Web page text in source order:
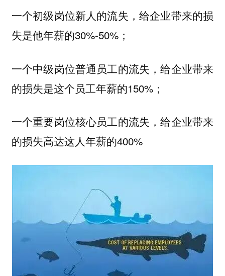
一个初级岗位新人的流失，给企业带来的损
失是他年薪的30%-50%；
一个中级岗位普通员工的流失，给企业带来
的损失是这个员工年薪的150%；
一个重要岗位核心员工的流失，给企业带来
的损失高达这人年薪的400%